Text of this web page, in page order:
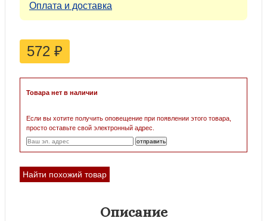
Оплата и доставка
572 ₽
Товара нет в наличии
Если вы хотите получить оповещение при появлении этого товара,
просто оставьте свой электронный адрес.
Найти похожий товар
Описание